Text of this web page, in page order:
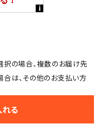
択の場合、複数のお届け先
は、その他のお支払い方
れる